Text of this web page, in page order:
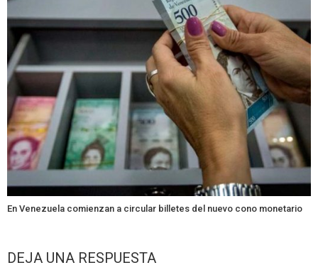
En Venezuela comienzan a circular billetes del nuevo cono monetario
DEJA UNA RESPUESTA